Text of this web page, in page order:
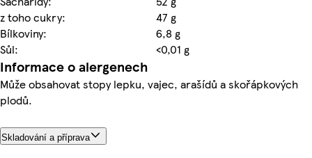
z toho cukry:
47 g
Bílkoviny:
6,8 g
Sůl:
<0,01 g
Informace o alergenech
Může obsahovat stopy lepku, vajec, arašídů a skořápkových
plodů.
Skladování a příprava